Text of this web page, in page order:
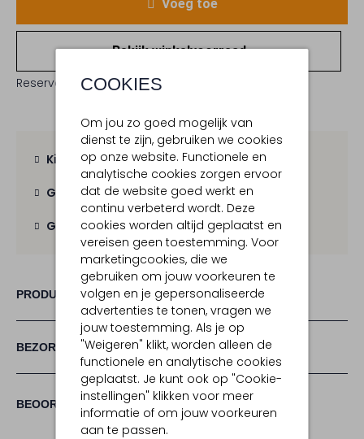
COOKIES
Om jou zo goed mogelijk van
dienst te zijn, gebruiken we cookies
op onze website. Functionele en
analytische cookies zorgen ervoor
dat de website goed werkt en
continu verbeterd wordt. Deze
cookies worden altijd geplaatst en
vereisen geen toestemming. Voor
marketingcookies, die we
gebruiken om jouw voorkeuren te
volgen en je gepersonaliseerde
advertenties te tonen, vragen we
jouw toestemming. Als je op
"Weigeren" klikt, worden alleen de
functionele en analytische cookies
geplaatst. Je kunt ook op "Cookie-
instellingen" klikken voor meer
informatie of om jouw voorkeuren
aan te passen.
Voeg toe
Bekijk winkelvoorraad
Reserveer direct in een van onze 19 boutiques
Kies zelf je bezorgmoment
Gratis verzendingvanaf € 100,-
Gratis retour binnen 30 dagen
PRODUCT INFORMATIE
BEOORDELINGEN (1)
/5
1
5
STERREN
BEZORGEN & RETOURNEREN